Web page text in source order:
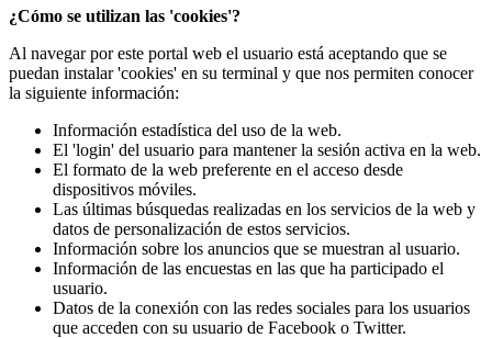
¿Cómo se utilizan las 'cookies'?
Al navegar por este portal web el usuario está aceptando que se
puedan instalar 'cookies' en su terminal y que nos permiten conocer
la siguiente información:
Información estadística del uso de la web.
El 'login' del usuario para mantener la sesión activa en la web.
El formato de la web preferente en el acceso desde
dispositivos móviles.
Las últimas búsquedas realizadas en los servicios de la web y
datos de personalización de estos servicios.
Información sobre los anuncios que se muestran al usuario.
Información de las encuestas en las que ha participado el
usuario.
Datos de la conexión con las redes sociales para los usuarios
que acceden con su usuario de Facebook o Twitter.